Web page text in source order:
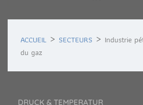
ACCUEIL SECTEURS
Industrie
du gaz
DRUCK & TEMPERATUR